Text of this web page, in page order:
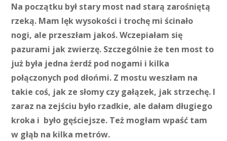
Na początku był stary most nad starą zarośniętą
rzeką. Mam lęk wysokości i trochę mi ścinało
nogi, ale przeszłam jakoś. Wczepiałam się
pazurami jak zwierzę. Szczególnie że ten most to
już była jedna żerdź pod nogami i kilka
połączonych pod dłońmi. Z mostu weszłam na
takie coś, jak ze słomy czy gałązek, jak strzechę. I
zaraz na zejściu było rzadkie, ale dałam długiego
kroka i było gęściejsze. Też mogłam wpaść tam
w głąb na kilka metrów.